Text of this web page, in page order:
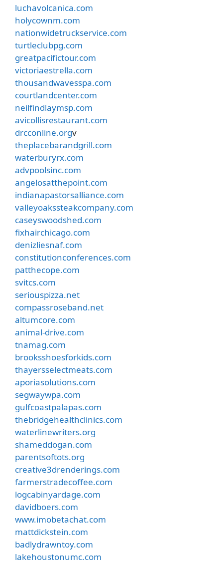
luchavolcanica.com
holycownm.com
nationwidetruckservice.com
turtleclubpg.com
greatpacifictour.com
victoriaestrella.com
thousandwavesspa.com
courtlandcenter.com
neilfindlaymsp.com
avicollisrestaurant.com
drcconline.orgv
theplacebarandgrill.com
waterburyrx.com
advpoolsinc.com
angelosatthepoint.com
indianapastorsalliance.com
valleyoakssteakcompany.com
caseyswoodshed.com
fixhairchicago.com
denizliesnaf.com
constitutionconferences.com
patthecope.com
svitcs.com
seriouspizza.net
compassroseband.net
altumcore.com
animal-drive.com
tnamag.com
brooksshoesforkids.com
thayersselectmeats.com
aporiasolutions.com
segwaywpa.com
gulfcoastpalapas.com
thebridgehealthclinics.com
waterlinewriters.org
shameddogan.com
parentsoftots.org
creative3drenderings.com
farmerstradecoffee.com
logcabinyardage.com
davidboers.com
www.imobetachat.com
mattdickstein.com
badlydrawntoy.com
lakehoustonumc.com